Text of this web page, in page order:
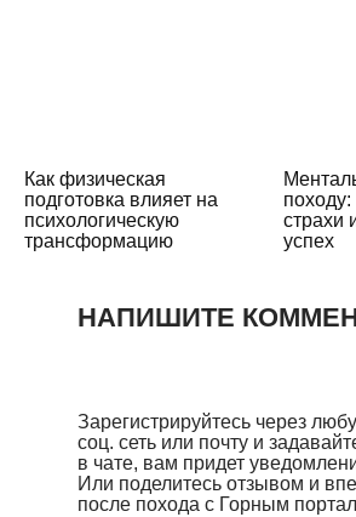
Как физическая
подготовка влияет на
психологическую
трансформацию
походу:
страхи
успех
Зарегистрируйтесь через
соц. сеть или почту и
в чате, вам придет
Или поделитесь отзывом и
после похода с Горным
НАПИШИТЕ